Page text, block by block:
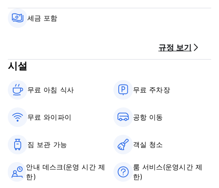
Cancellation policy: 96 hours before arrival.
Pre-Payment by credit cards, debit cards.
No curfew.
Pet friendly only in villas and with a cost of 25€/pet/night
Gay-Friendly
Child friendly.
Children up to 4 years old stays free of charge in a child's
Children from 5 to 8 years stays free of charge in an extra
bed
One child from 9 to 16 years is charged EUR 40 per person
세금 포함
규정 보기
시설
무료 아침 식사‎ 무료 주차장
무료 와이파이 공항 이동
짐 보관 가능 객실 청소
안내 데스크(운영 시간 제
한)
룸 서비스(운영시간 제
한)